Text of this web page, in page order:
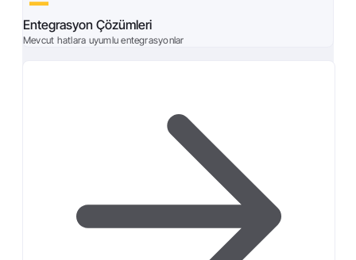
Entegrasyon Çözümleri
Mevcut hatlara uyumlu entegrasyonlar